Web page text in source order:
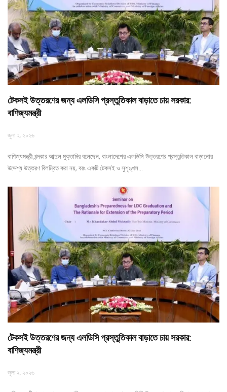
টেকসই উত্তরণের জন্য এলডিসি প্রস্তুতিকাল বাড়াতে চায় সরকার:
বাণিজ্যমন্ত্রী
জুলা ২, ২০২৬
বাণিজ্যমন্ত্রী খন্দকার আব্দুল মুক্তাদির বলেছেন, বাংলাদেশের এলডিসি উত্তরণের প্রস্তুতিকাল বাড়ানোর
উদ্দেশ্য উত্তরণ বিলম্বিত করা নয়, বরং একটি টেকসই ও সুশৃঙ্খল…
টেকসই উত্তরণের জন্য এলডিসি প্রস্তুতিকাল বাড়াতে চায় সরকার:
বাণিজ্যমন্ত্রী
জুলা ২, ২০২৬